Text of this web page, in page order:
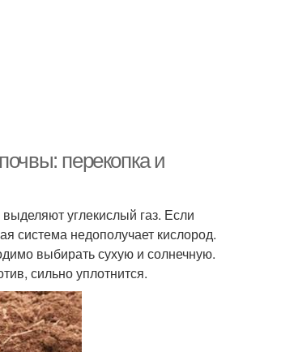
перекопка и
углекислый газ. Если
система недополучает кислород.
выбирать сухую и солнечную.
сильно уплотнится.